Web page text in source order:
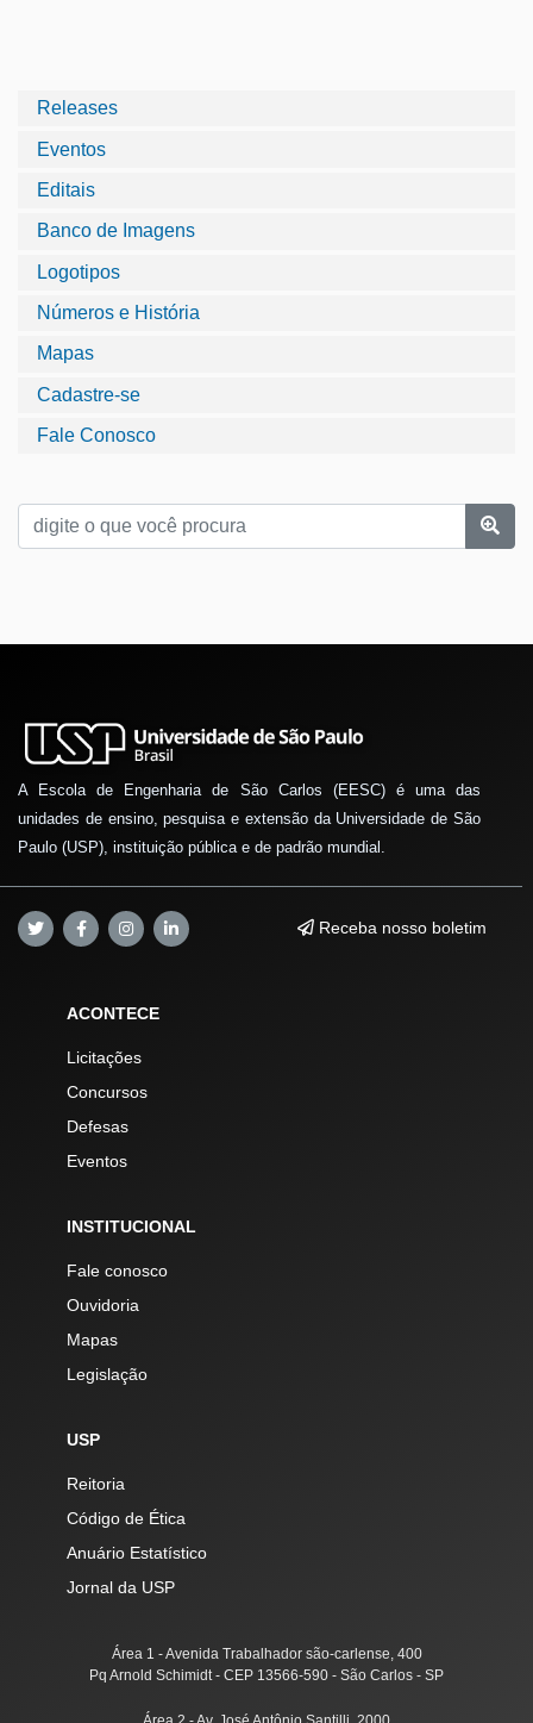
Releases
Eventos
Editais
Banco de Imagens
Logotipos
Números e História
Mapas
Cadastre-se
Fale Conosco
A Escola de Engenharia de São Carlos (EESC) é uma das
unidades de ensino, pesquisa e extensão da Universidade de São
Paulo (USP), instituição pública e de padrão mundial.
Receba nosso boletim
ACONTECE
Licitações
Concursos
Defesas
Eventos
INSTITUCIONAL
Fale conosco
Ouvidoria
Mapas
Legislação
USP
Reitoria
Código de Ética
Anuário Estatístico
Jornal da USP
Área 1 - Avenida Trabalhador são-carlense, 400
Pq Arnold Schimidt - CEP 13566-590 - São Carlos - SP